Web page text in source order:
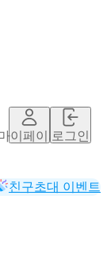
이페이지로그인
친구초대 이벤트